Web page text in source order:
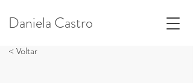
Daniela Castro
< Voltar